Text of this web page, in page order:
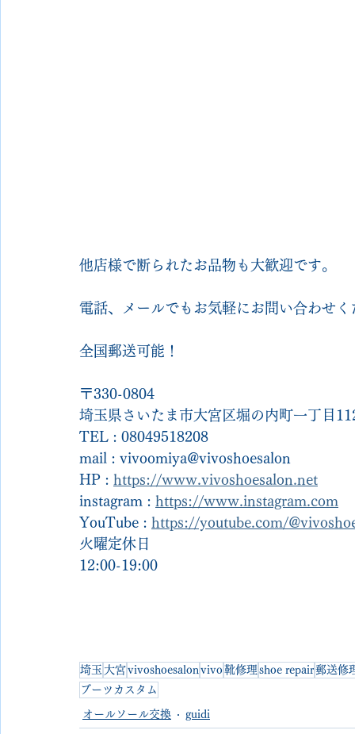
他店様で断られたお品物も大歓迎です。
電話、メールでもお気軽にお問い合わせく
全国郵送可能！
〒330-0804
埼玉県さいたま市大宮区堀の内町一丁目
TEL : 08049518208
mail : vivoomiya@vivoshoesalon
HP : https://www.vivoshoesalon.net
instagram : https://www.instagram.com
YouTube : https://youtube.com/
火曜定休日
12:00-19:00
埼玉 大宮vivoshoesalon vivo靴修理 shoe repair郵送修
ブーツカスタム
オールソール交換 guidi